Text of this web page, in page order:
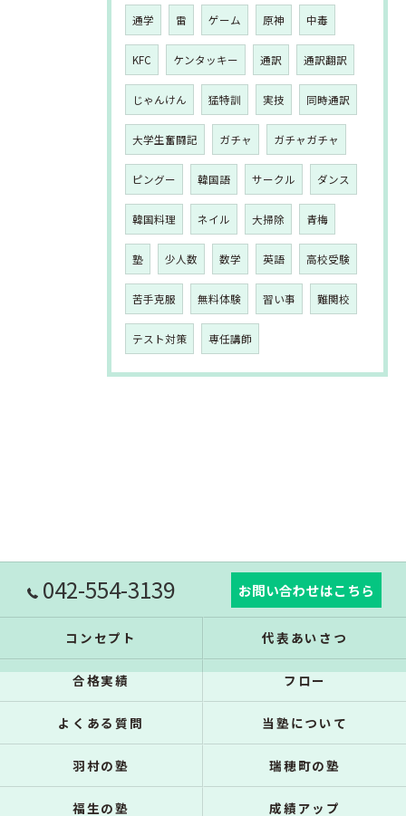
通学 雷 ゲーム 原神 中毒
KFC ケンタッキー 通訳 通訳翻訳
じゃんけん 猛特訓 実技 同時通訳
大学生奮闘記 ガチャ ガチャガチャ
ピングー 韓国語 サークル ダンス
韓国料理 ネイル 大掃除 青梅
塾 少人数 数学 英語 高校受験
苦手克服 無料体験 習い事 難関校
テスト対策 専任講師
042-554-3139 お問い合わせはこちら
コンセプト 代表あいさつ
合格実績 フロー
よくある質問 当塾について
羽村の塾 瑞穂町の塾
福生の塾 成績アップ